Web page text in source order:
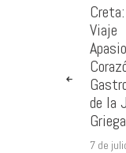
Viaje
de la
Griega
7 de